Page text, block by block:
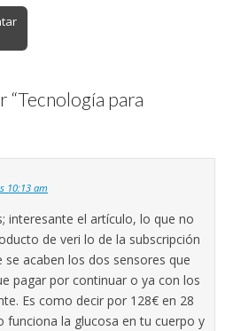
“Tecnología para
10:13 am
interesante el artículo, lo que no
de veri lo de la subscripción
acaben los dos sensores que
pagar por continuar o ya con los
Es como decir por 128€ en 28
funciona la glucosa en tu cuerpo y